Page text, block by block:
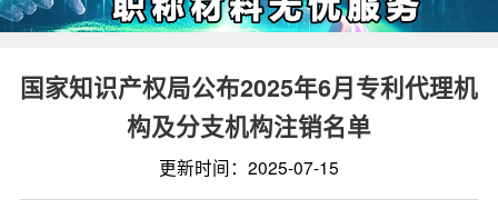
国家知识产权局公布2025年6月专利代理机
构及分支机构注销名单
更新时间：2025-07-15